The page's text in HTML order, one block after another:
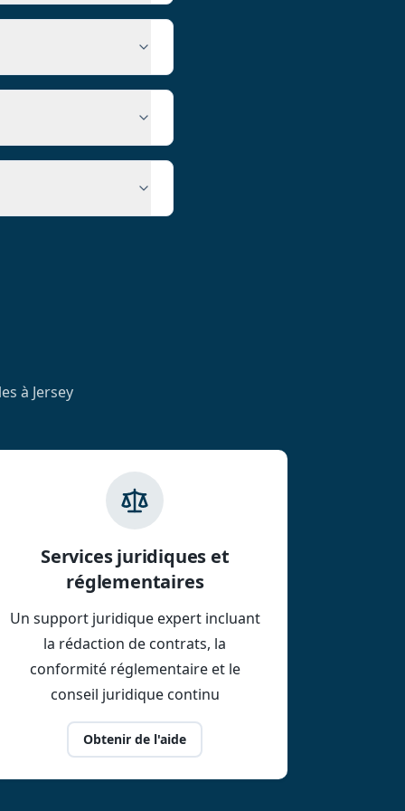
à Jersey
Services juridiques et
réglementaires
Un support juridique expert incluant
la rédaction de contrats, la
conformité réglementaire et le
conseil juridique continu
Obtenir de l'aide